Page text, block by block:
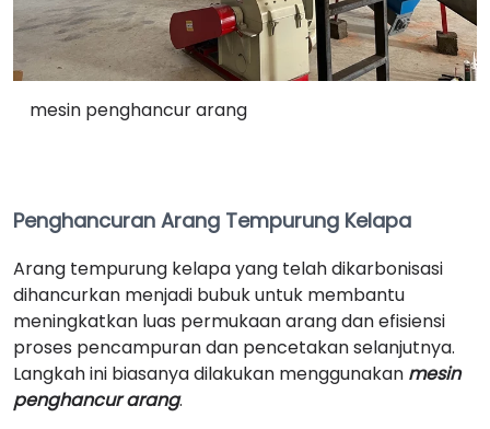
mesin penghancur arang
Penghancuran Arang Tempurung Kelapa
Arang tempurung kelapa yang telah dikarbonisasi
dihancurkan menjadi bubuk untuk membantu
meningkatkan luas permukaan arang dan efisiensi
proses pencampuran dan pencetakan selanjutnya.
Langkah ini biasanya dilakukan menggunakan mesin
penghancur arang.